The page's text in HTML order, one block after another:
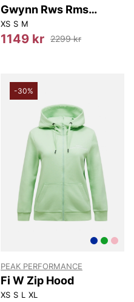
Gwynn Rws Rms
S00002 005
XS S M
1149 kr 2299 kr
-30%
PEAK PERFORMANCE
Fi W Zip Hood
XS S L XL